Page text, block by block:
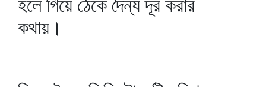
হলে গিয়ে ঠেকে দৈন্য দূর করার
কথায়।